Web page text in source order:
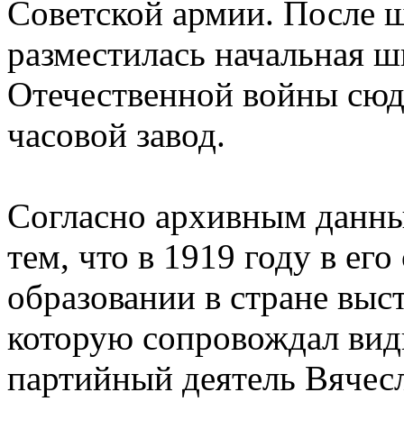
Советской армии. После
разместилась начальная
Отечественной войны
часовой завод.
Согласно архивным
тем, что в 1919 году в
образовании в стране
которую сопровождал
партийный деятель